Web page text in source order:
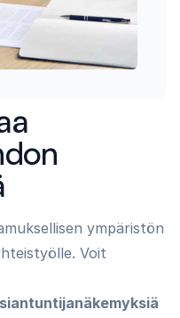
ympäristön
. Voit